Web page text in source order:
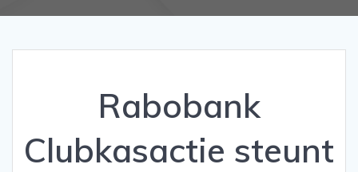
Rabobank
Clubkasactie steunt